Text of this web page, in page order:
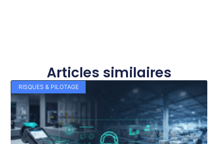
Articles similaires
RISQUES & PILOTAGE